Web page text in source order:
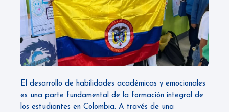
El desarrollo de habilidades académicas y emocionales
es una parte fundamental de la formación integral de
los estudiantes en Colombia. A través de una